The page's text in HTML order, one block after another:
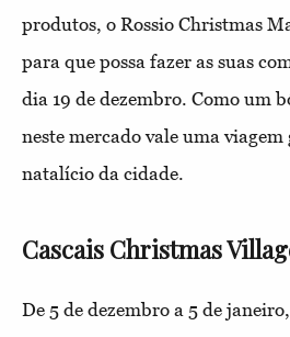
produtos, o Rossio Christmas
para que possa fazer as suas
dia 19 de dezembro. Como um
neste mercado vale uma
natalício da cidade.
Cascais Christmas
De 5 de dezembro a 5 de